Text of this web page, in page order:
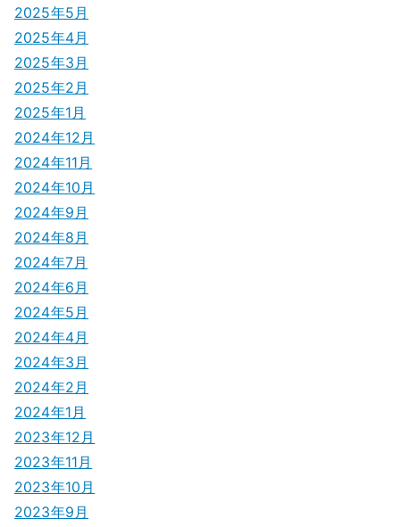
2025年5月
2025年4月
2025年3月
2025年2月
2025年1月
2024年12月
2024年11月
2024年10月
2024年9月
2024年8月
2024年7月
2024年6月
2024年5月
2024年4月
2024年3月
2024年2月
2024年1月
2023年12月
2023年11月
2023年10月
2023年9月